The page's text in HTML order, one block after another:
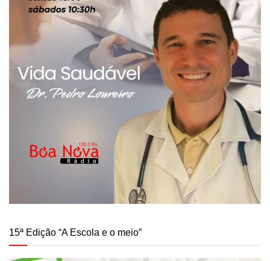
15ª Edição “A Escola e o meio”